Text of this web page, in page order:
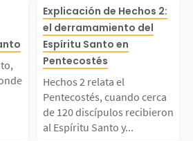
nuestr
amor,...
os que nos
don mayor que
concedido...
Testame
era el l
gente s
tener co
Hechos 2
ntecostés,
a de 120
cibieron al
Explicación de Hechos 2:
el derramamiento del
Espíritu Santo en
Pentecostés
Hechos 2 relata el
Pentecostés, cuando cerca
de 120 discípulos recibieron
al Espíritu Santo y...